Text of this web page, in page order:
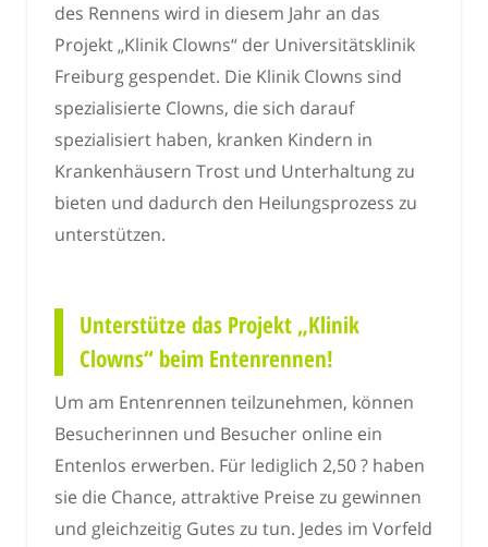
des Rennens wird in diesem Jahr an das
Projekt „Klinik Clowns“ der Universitätsklinik
Freiburg gespendet. Die Klinik Clowns sind
spezialisierte Clowns, die sich darauf
spezialisiert haben, kranken Kindern in
Krankenhäusern Trost und Unterhaltung zu
bieten und dadurch den Heilungsprozess zu
unterstützen.
Unterstütze das Projekt „Klinik
Clowns“ beim Entenrennen!
Um am Entenrennen teilzunehmen, können
Besucherinnen und Besucher online ein
Entenlos erwerben. Für lediglich 2,50 ? haben
sie die Chance, attraktive Preise zu gewinnen
und gleichzeitig Gutes zu tun. Jedes im Vorfeld